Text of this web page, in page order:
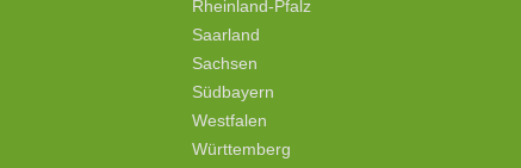
Rheinland-Pfalz
Saarland
Sachsen
Südbayern
Westfalen
Württemberg